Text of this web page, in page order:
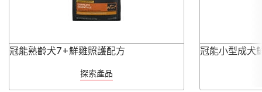
冠能熟齡犬7+鮮雞照護配方
探索產品
冠能小型成犬